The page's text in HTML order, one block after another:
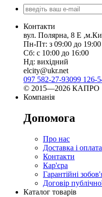
Контакти
вул. Полярна, 8 Е
Пн-Пт: з 09:00 до 19:00
Сб: с 10:00 до 16:00
Нд: вихідний
elcity@ukr.net
097 582-27-93099 126-
© 2015—2026 КАПРО
Компанія
Допомога
Про нас
Доставка і оплата
Контакти
Кар'єра
Гарантійні
Договір
Каталог товарів